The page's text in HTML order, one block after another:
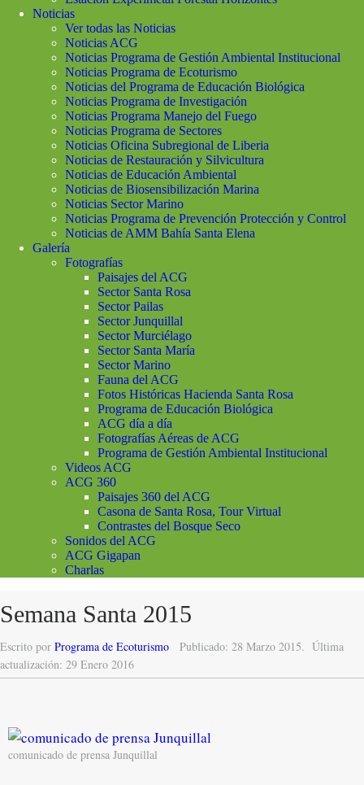
Noticias
Ver todas las Noticias
Noticias ACG
Noticias Programa de Gestión Ambiental Institucional
Noticias Programa de Ecoturismo
Noticias del Programa de Educación Biológica
Noticias Programa de Investigación
Noticias Programa Manejo del Fuego
Noticias Programa de Sectores
Noticias Oficina Subregional de Liberia
Noticias de Restauración y Silvicultura
Noticias de Educación Ambiental
Noticias de Biosensibilización Marina
Noticias Sector Marino
Noticias Programa de Prevención Protección y Control
Noticias de AMM Bahía Santa Elena
Galería
Fotografías
Paisajes del ACG
Sector Santa Rosa
Sector Pailas
Sector Junquillal
Sector Murciélago
Sector Santa María
Sector Marino
Fauna del ACG
Fotos Históricas Hacienda Santa Rosa
Programa de Educación Biológica
ACG día a día
Fotografías Aéreas de ACG
Programa de Gestión Ambiental Institucional
Videos ACG
ACG 360
Paisajes 360 del ACG
Casona de Santa Rosa, Tour Virtual
Contrastes del Bosque Seco
Sonidos del ACG
ACG Gigapan
Charlas
Semana Santa 2015
Escrito por Programa de Ecoturismo Publicado: 28 Marzo 2015. Última
actualización: 29 Enero 2016
comunicado de prensa Junquillal